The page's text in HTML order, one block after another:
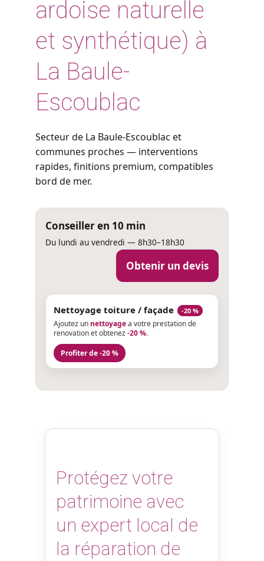
ardoise naturelle
et synthétique) à
La Baule-
Escoublac
Secteur de La Baule-Escoublac et
communes proches — interventions
rapides, finitions premium, compatibles
bord de mer.
Conseiller en 10 min
Du lundi au vendredi — 8h30–18h30
Obtenir un devis
Nettoyage toiture / façade -20 %
Ajoutez un nettoyagea votre prestation de
renovation et obtenez-20 %.
Profiter de -20 %
Protégez votre
patrimoine avec
un expert local de
la réparation de